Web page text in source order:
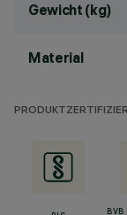
Gewicht (kg)
Material
BVB